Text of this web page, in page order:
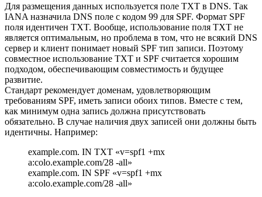
Для размещения данных используется поле TXT в DNS. Так
IANA назначила DNS поле с кодом 99 для SPF. Формат SPF
поля идентичен TXT. Вообще, использование поля TXT не
является оптимальным, но проблема в том, что не всякий DNS
сервер и клиент понимает новый SPF тип записи. Поэтому
совместное использование TXT и SPF считается хорошим
подходом, обеспечивающим совместимость и будущее
развитие.
Стандарт рекомендует доменам, удовлетворяющим
требованиям SPF, иметь записи обоих типов. Вместе с тем,
как минимум одна запись должна присутствовать
обязательно. В случае наличия двух записей они должны быть
идентичны. Например:
example.com. IN TXT «v=spf1 +mx
a:colo.example.com/28 -all»
example.com. IN SPF «v=spf1 +mx
a:colo.example.com/28 -all»